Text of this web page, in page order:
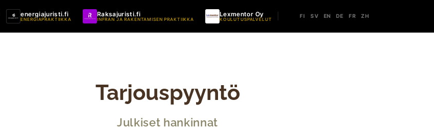
energiajuristi.fi
ENERGIAPRAKTIIKKA
Raksajuristi.fi
INFRAN JA RAKENTAMISEN PRAKTIIKKA
Lexmentor Oy
KOULUTUSPALVELUT
FI SV EN DE FR ZH
Tarjouspyyntö
Julkiset hankinnat